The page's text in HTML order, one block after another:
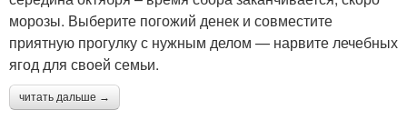
морозы. Выберите погожий денек и совместите
приятную прогулку с нужным делом — нарвите лечебных
ягод для своей семьи.
читать дальше →